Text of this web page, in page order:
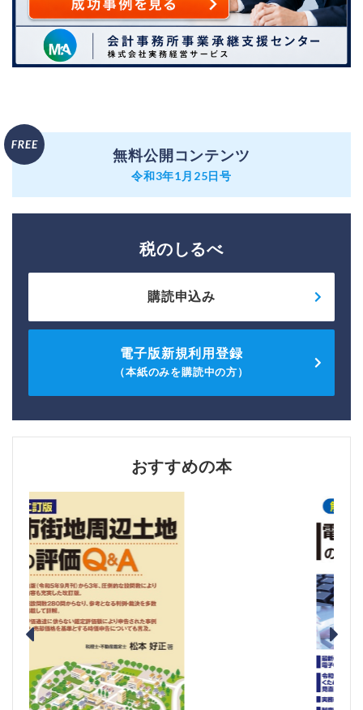
無料公開コンテンツ
令和3年1月25日号
税のしるべ
購読申込み
電子版新規利用登録
（本紙のみを購読中の方）
おすすめの本